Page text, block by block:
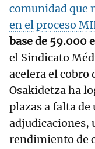
comunidad que
en el proceso
base de 59.000
el Sindicato
acelera el cobro
Osakidetza ha
plazas a falta de
adjudicaciones,
rendimiento de